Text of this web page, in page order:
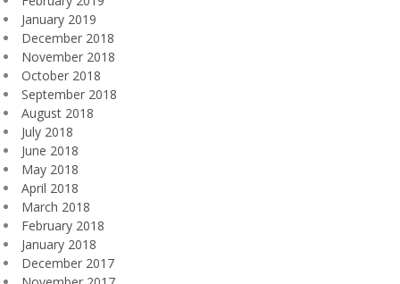
January 2019
December 2018
November 2018
October 2018
September 2018
August 2018
July 2018
June 2018
May 2018
April 2018
March 2018
February 2018
January 2018
December 2017